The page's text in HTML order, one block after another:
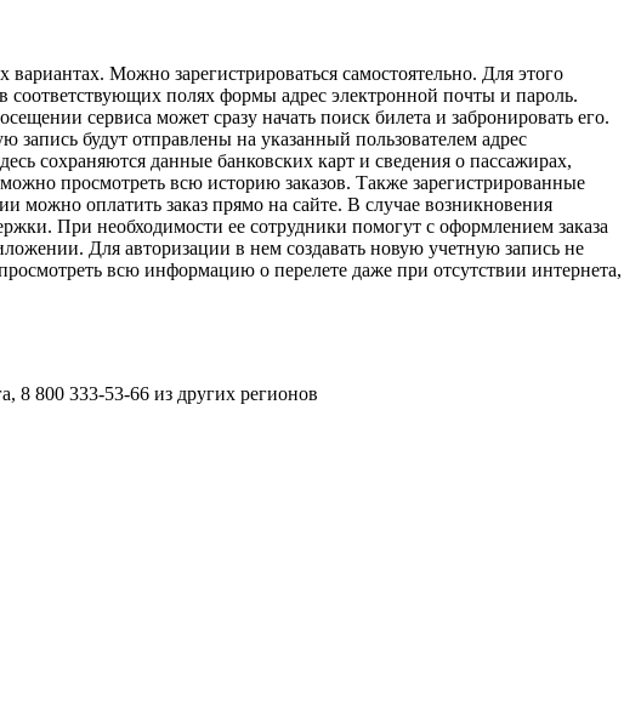
Можно зарегистрироваться самостоятельно. Для этого
соответствующих полях формы адрес электронной почты и пароль.
сервиса может сразу начать поиск билета и забронировать его.
будут отправлены на указанный пользователем адрес
сохраняются данные банковских карт и сведения о пассажирах,
просмотреть всю историю заказов. Также зарегистрированные
можно оплатить заказ прямо на сайте. В случае возникновения
При необходимости ее сотрудники помогут с оформлением заказа
Для авторизации в нем создавать новую учетную запись не
всю информацию о перелете даже при отсутствии интернета,
8 800 333-53-66 из других регионов